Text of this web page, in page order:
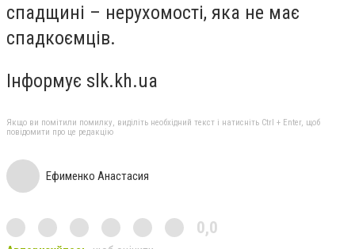
спадщині – нерухомості, яка не має
спадкоємців.
Інформує slk.kh.ua
Якщо ви помітили помилку, виділіть необхідний текст і натисніть Ctrl + Enter, щоб
повідомити про це редакцію
Ефименко Анастасия
0,0